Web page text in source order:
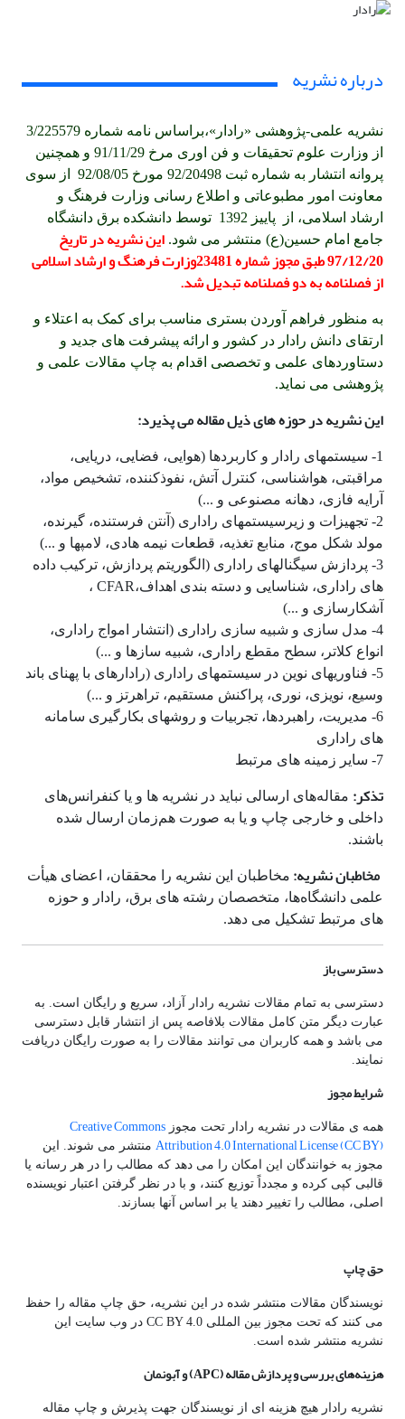
درباره نشریه
نشریه علمی-پژوهشی «رادار»،براساس نامه شماره 3/225579
از وزارت علوم تحقیقات و فن اوری مرخ 91/11/29 و همچنین
پروانه انتشار به شماره ثبت 92/20498 مورخ 92/08/05 از سوی
معاونت امور مطبوعاتی و اطلاع رسانی وزارت فرهنگ و
ارشاد اسلامی، از پاییز 1392 توسط دانشکده برق دانشگاه
جامع امام حسین(ع) منتشر می شود. این نشریه در تاریخ
97/12/20 طبق مجوز شماره 23481وزارت فرهنگ و ارشاد اسلامی
از فصلنامه به دو فصلنامه تبدیل شد.
به منظور فراهم آوردن بستری مناسب برای کمک به اعتلاء و
ارتقای دانش رادار در کشور و ارائه پیشرفت های جدید و
دستاوردهای علمی و تخصصی اقدام به چاپ مقالات علمی و
پژوهشی می نماید.
این نشریه در حوزه های ذیل مقاله می پذیرد:
1- سیستمهای رادار و کاربردها (هوایی، فضایی، دریایی،
مراقبتی، هواشناسی، کنترل آتش، نفوذکننده، تشخیص مواد،
آرایه فازی، دهانه مصنوعی و ...)
2- تجهیزات و زیرسیستمهای راداری (آنتن فرستنده، گیرنده،
مولد شکل موج، منابع تغذیه، قطعات نیمه هادی، لامپها و ...)
3- پردازش سیگنالهای راداری (الگوریتم پردازش، ترکیب داده
های راداری، شناسایی و دسته بندی اهداف،CFAR ،
آشکارسازی و ...)
4- مدل سازی و شبیه سازی راداری (انتشار امواج راداری،
انواع کلاتر، سطح مقطع راداری، شبیه سازها و ...)
5- فناوریهای نوین در سیستمهای راداری (رادارهای با پهنای باند
وسیع، نویزی، نوری، پراکنش مستقیم، تراهرتز و ...)
6- مدیریت، راهبردها، تجربیات و روشهای بکارگیری سامانه
های راداری
7- سایر زمینه های مرتبط
تذکر: مقاله‌های ارسالی نباید در نشریه ها و یا کنفرانس‌های
داخلی و خارجی چاپ و یا به صورت هم‌زمان ارسال شده
باشند.
مخاطبان نشریه: مخاطبان این نشریه را محققان، اعضای هیأت
علمی دانشگاه‌ها، متخصصان رشته های برق، رادار و حوزه
های مرتبط تشکیل می دهد.
دسترسی باز
دسترسی به تمام مقالات نشریه رادار آزاد، سریع و رایگان است. به
عبارت دیگر متن کامل مقالات بلافاصه پس از انتشار قابل دسترسی
می باشد و همه کاربران می توانند مقالات را به صورت رایگان دریافت
نمایند.
شرایط مجوز
همه ی مقالات در نشریه رادار تحت مجوز Creative Commons
Attribution 4.0 International License (CC BY) منتشر می شوند. این
مجوز به خوانندگان این امکان را می دهد که مطالب را در هر رسانه یا
قالبی کپی کرده و مجدداً توزیع کنند، و با در نظر گرفتن اعتبار نویسنده
اصلی، مطالب را تغییر دهند یا بر اساس آنها بسازند.
حق چاپ
نویسندگان مقالات منتشر شده در این نشریه، حق چاپ مقاله را حفظ
می کنند که تحت مجوز بین المللی CC BY 4.0 در وب سایت این
نشریه منتشر شده است.
هزینه‌های بررسی و پردازش مقاله(APC) و آبونمان
نشریه رادار هیچ هزینه ای از نویسندگان جهت پذیرش و چاپ مقاله